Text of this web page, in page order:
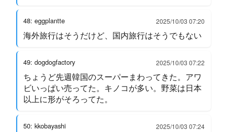
48: eggplantte 2025/10/03 07:20
海外旅行はそうだけど、国内旅行はそうでもない
49: dogdogfactory 2025/10/03 07:22
ちょうど先週韓国のスーパーまわってきた。アワ
ビいっぱい売ってた。キノコが多い。野菜は日本
以上に形がそろってた。
50: kkobayashi 2025/10/03 07:24